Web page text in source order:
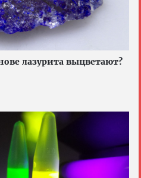
лазурита выцветают?